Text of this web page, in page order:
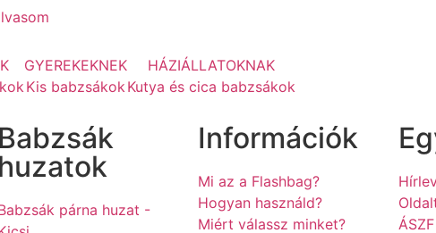
GYEREKEKNEK
Kis babzsákok
HÁZIÁLLATOKNAK
Kutya és cica babzsákok
Babzsák
huzatok
párna huzat -
Információk
Mi az a Flashbag?
Hogyan használd?
Miért válassz minket?